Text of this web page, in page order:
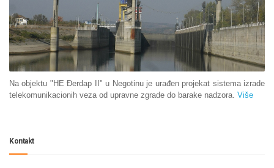
Na objektu "HE Đerdap II" u Negotinu je urađen projekat sistema izrade
telekomunikacionih veza od upravne zgrade do barake nadzora. Više
Kontakt